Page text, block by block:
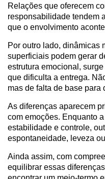
Relações que oferecem
responsabilidade tendem
que o envolvimento
Por outro lado, dinâmicas
superficiais podem gerar
estrutura emocional,
que dificulta a entrega.
mas de falta de base para
As diferenças aparecem
com emoções. Enquanto
estabilidade e controle,
espontaneidade, leveza
Ainda assim, com
equilibrar essas